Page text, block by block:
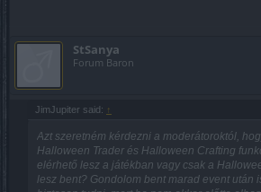
StSanya
Forum Baron
JimJupiter said: ↑
Azt szeretném kérdezni a moderátoroktól,
Halloween Trader és Halloween Crafting
elérhető lesz a játékban vagy csak a
lesz bent? Gondolom bent marad event után